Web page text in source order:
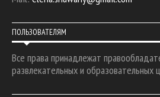
ПОЛЬЗОВАТЕЛЯМ
Все права принадлежат
развлекательных и образовательных